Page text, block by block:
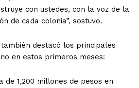
con ustedes, con la voz de la
de cada colonia”, sostuvo.
destacó los principales
en estos primeros meses:
de 1,200 millones de pesos en